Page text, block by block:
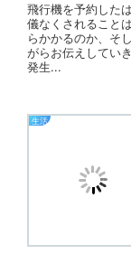
飛行機を予約した
儀なくされること
らかかるのか、そ
がらお伝えしてい
発生...
生活